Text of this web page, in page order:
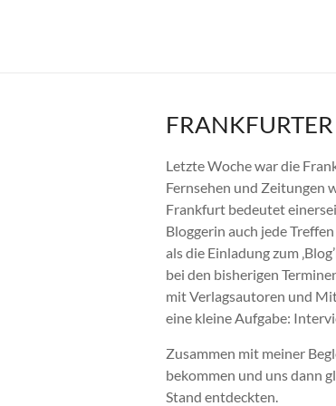
Letzte Woche war die
Fernsehen und Zeitungen
Frankfurt bedeutet
Bloggerin auch jede
als die Einladung zum
bei den bisherigen
mit Verlagsautoren und
eine kleine Aufgabe:
Zusammen mit meiner
bekommen und uns dann
Stand entdeckten.